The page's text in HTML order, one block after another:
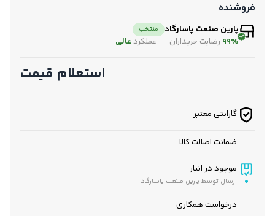
فروشنده
پارین صنعت پاسارگاد منتخب
99% رضایت خریداران عملکرد عالی
استعلام قیمت
گارانتی معتبر
ضمانت اصالت کالا
موجود در انبار
ارسال توسط پارین صنعت پاسارگاد
درخواست همکاری